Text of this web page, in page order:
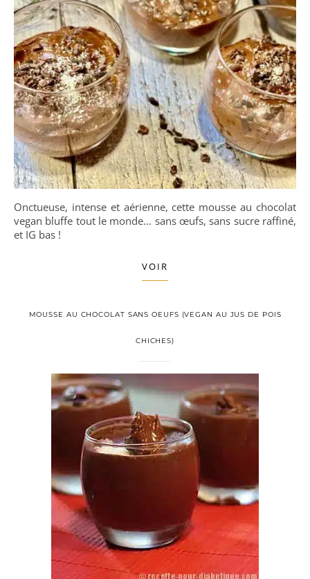
Onctueuse, intense et aérienne, cette mousse au chocolat
vegan bluffe tout le monde… sans œufs, sans sucre raffiné,
et IG bas !
VOIR
MOUSSE AU CHOCOLAT SANS OEUFS (VEGAN AU JUS DE POIS
CHICHES)